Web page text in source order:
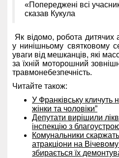
«Попереджені всі
сказав Кукула
Як відомо, робота дитячих
у нинішньому святковому
уваги від мешканців, які
за їхній моторошний
травмонебезпечність.
Читайте також:
У Франківську кличуть
жінки та чоловіки”
Депутати вирішили
інспекцію з
Комунальники
атракціони на
збирається їх